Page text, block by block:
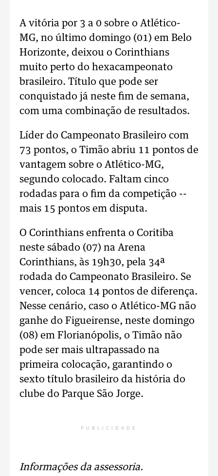
A vitória por 3 a 0 sobre o Atlético-
MG, no último domingo (01) em Belo
Horizonte, deixou o Corinthians
muito perto do hexacampeonato
brasileiro. Título que pode ser
conquistado já neste fim de semana,
com uma combinação de resultados.
Líder do Campeonato Brasileiro com
73 pontos, o Timão abriu 11 pontos de
vantagem sobre o Atlético-MG,
segundo colocado. Faltam cinco
rodadas para o fim da competição --
mais 15 pontos em disputa.
O Corinthians enfrenta o Coritiba
neste sábado (07) na Arena
Corinthians, às 19h30, pela 34ª
rodada do Campeonato Brasileiro. Se
vencer, coloca 14 pontos de diferença.
Nesse cenário, caso o Atlético-MG não
ganhe do Figueirense, neste domingo
(08) em Florianópolis, o Timão não
pode ser mais ultrapassado na
primeira colocação, garantindo o
sexto título brasileiro da história do
clube do Parque São Jorge.
PUBLICIDADE
Informações da assessoria.